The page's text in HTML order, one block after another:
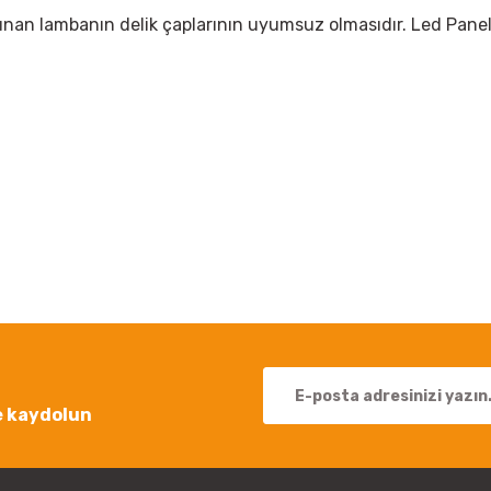
lambanın delik çaplarının uyumsuz olmasıdır. Led
kaydolun